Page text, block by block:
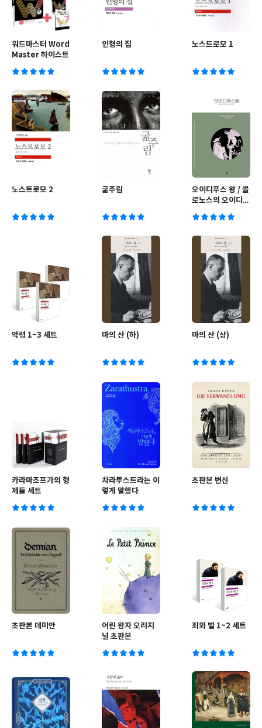
워드마스터 Word
Master 하이스트
인형의 집 노스트로모 1
노스트로모 2 굶주림
오이디푸스 왕 / 콜
로노스의 오이디푸
악령 1~3 세트 마의 산 (하) 마의 산 (상)
카라마조프가의 형
제들 세트
차라투스트라는 이
렇게 말했다
초판본 변신
초판본 데미안
어린 왕자 오리지
널 초판본
죄와 벌 1~2 세트